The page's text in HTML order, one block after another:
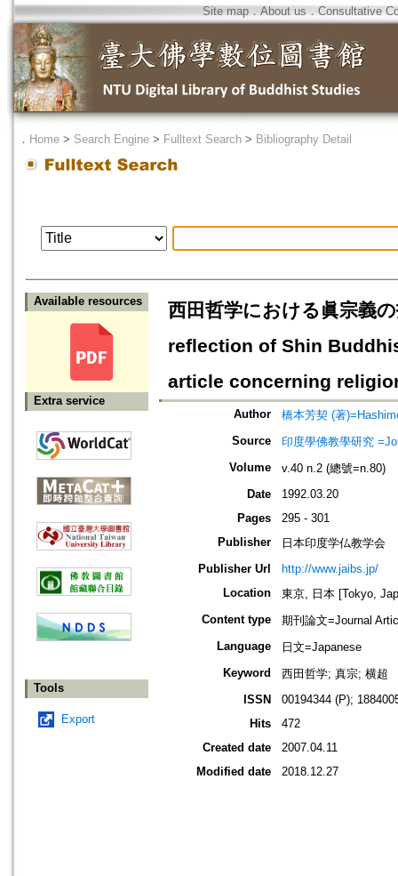
Site map．About us ． Consultative
． Home > Search Engine > Fulltext Search > Bibliography Detail
Available resources
Extra service
Tools
Export
西田哲学における眞宗義
reflection of Shin
article concerning
Author
橋本芳契 (著
Source
印度學佛教學研究
Volume
v.40 n.2 (總號=n.80)
Date
1992.03.20
Pages
295 - 301
Publisher
日本印度学仏教学会
Publisher Url
http://www.jaibs.jp/
Location
東京, 日本 [Tokyo,
Content type
期刊論文=Journal
Language
日文=Japanese
Keyword
西田哲学; 真宗; 横超
ISSN
00194344 (P);
Hits
472
Created date
2007.04.11
Modified date
2018.12.27